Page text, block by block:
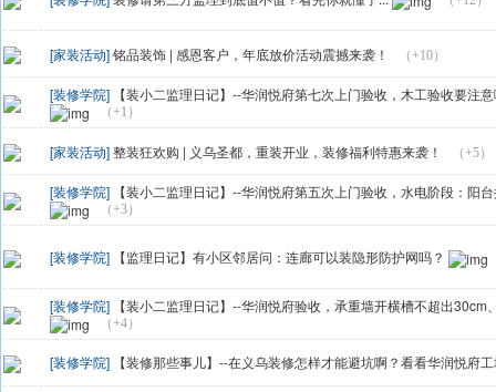
[家装活动]铭品装饰 | 感恩客户，年底放价活动震撼来袭！ （+10）
[装修学院] 【装小二监理日记】--华润悦府第七次上门验收，木工验收要注
（+1）
[家装活动]整装狂欢购 | 义乌圣都，重装开业，装修福利特惠来袭！ （+5）
[装修学院] 【装小二监理日记】--华润悦府第五次上门验收，水电阶段：阳
（+3）
[装修学院] 【监理日记】有小区邻居问：连廊可以装隐形防护网吗？
[装修学院] 【装小二监理日记】--华润悦府验收，承重墙开横槽不超出
（+4）
[装修学院] 【装修那些事儿】--在义乌装修怎样才能避坑啊？看看华润悦府